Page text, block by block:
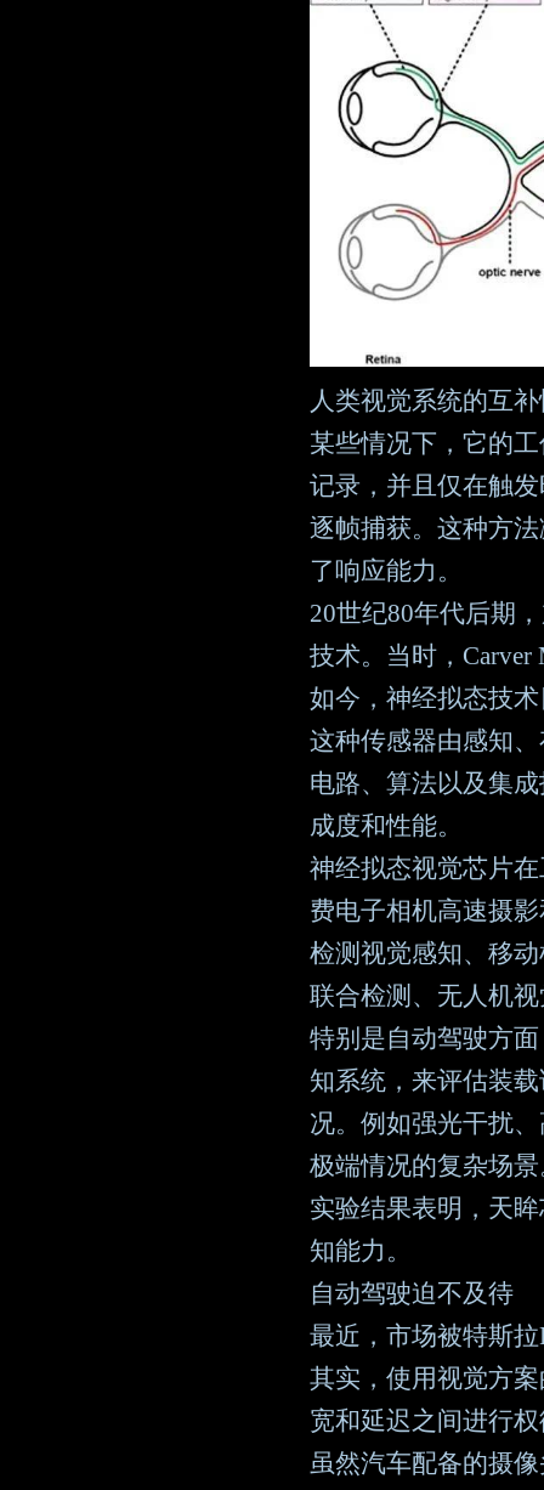
人类视觉系统的互
某些情况下，它的
记录，并且仅在触
逐帧捕获。这种方
了响应能力。
20世纪80年代后期
技术。当时，
如今，神经拟态技
这种传感器由感知
电路、算法以及集
成度和性能。
神经拟态视觉芯片
费电子相机高速摄
检测视觉感知、移
联合检测、无人机
特别是自动驾驶方
知系统，来评估装
况。例如强光干扰
极端情况的复杂场
实验结果表明，天
知能力。
自动驾驶迫不及待
最近，市场被特斯
其实，使用视觉方
宽和延迟之间进行
虽然汽车配备的摄